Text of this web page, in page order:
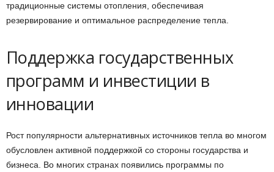
традиционные системы отопления, обеспечивая
резервирование и оптимальное распределение тепла.
Поддержка государственных
программ и инвестиции в
инновации
Рост популярности альтернативных источников тепла во многом
обусловлен активной поддержкой со стороны государства и
бизнеса. Во многих странах появились программы по